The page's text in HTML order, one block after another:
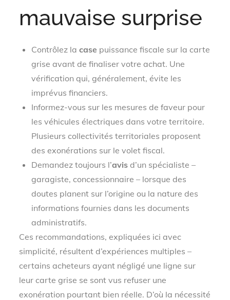
mauvaise surprise
Contrôlez lacase puissance fiscale sur la carte
grise avant de finaliser votre achat. Une
vérification qui, généralement, évite les
imprévus financiers.
Informez-vous sur les mesures de faveur pour
les véhicules électriques dans votre territoire.
Plusieurs collectivités territoriales proposent
des exonérations sur le volet fiscal.
Demandez toujours l’avis d’un spécialiste –
garagiste, concessionnaire – lorsque des
doutes planent sur l’origine ou la nature des
informations fournies dans les documents
administratifs.
Ces recommandations, expliquées ici avec
simplicité, résultent d’expériences multiples –
certains acheteurs ayant négligé une ligne sur
leur carte grise se sont vus refuser une
exonération pourtant bien réelle. D’où la nécessité